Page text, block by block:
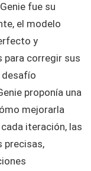
fue su
el modelo
y
para corregir sus
desafío
proponía una
mejorarla
iteración, las
precisas,